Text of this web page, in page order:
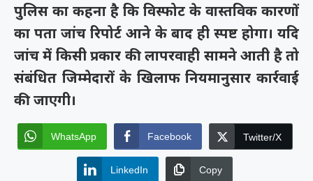
पुलिस का कहना है कि विस्फोट के वास्तविक कारणों
का पता जांच रिपोर्ट आने के बाद ही स्पष्ट होगा। यदि
जांच में किसी प्रकार की लापरवाही सामने आती है तो
संबंधित जिम्मेदारों के खिलाफ नियमानुसार कार्रवाई
की जाएगी।
WhatsApp Facebook Twitter/X
LinkedIn Copy